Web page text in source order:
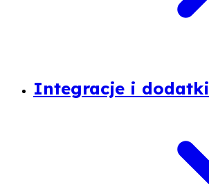
Integracje i dodatki